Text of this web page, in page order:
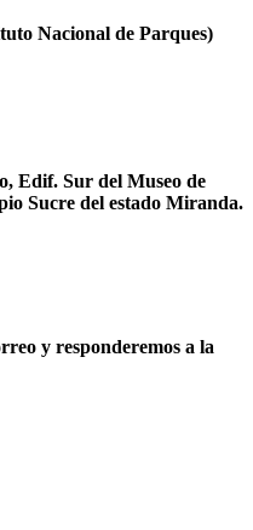
Nacional de Parques)
Edif. Sur del Museo de
Sucre del estado Miranda.
y responderemos a la